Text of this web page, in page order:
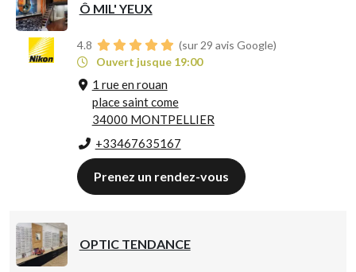
Ô MIL' YEUX
4.8
(sur 29 avis Google)
Ouvert jusque 19:00
1 rue en rouan
place saint come
34000 MONTPELLIER
+33467635167
Prenez un rendez-vous
OPTIC TENDANCE